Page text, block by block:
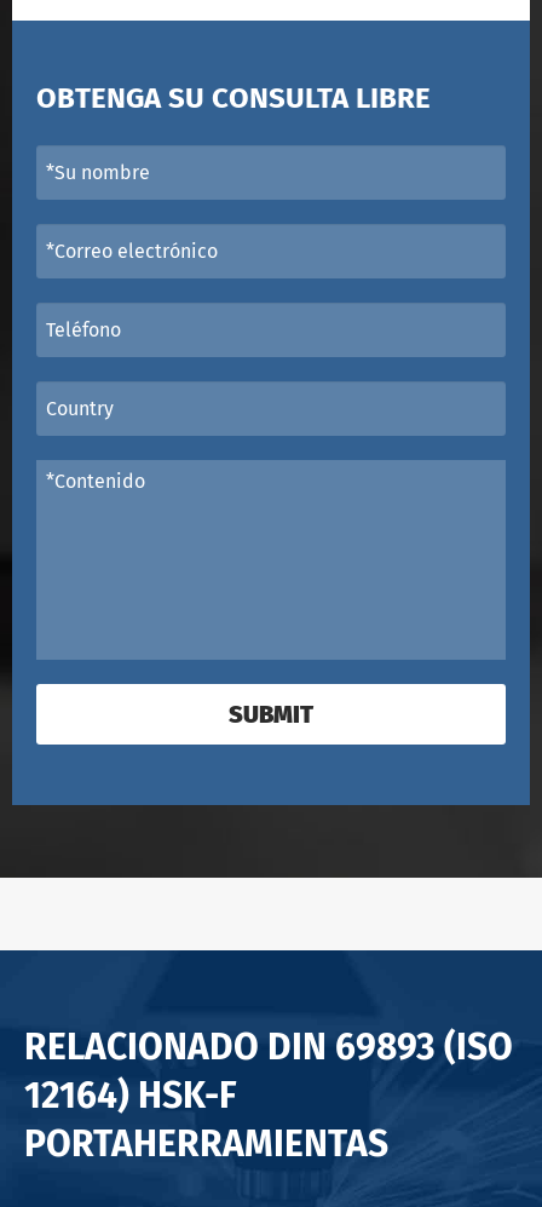
OBTENGA SU CONSULTA LIBRE
SUBMIT
RELACIONADO DIN 69893 (ISO
12164) HSK-F
PORTAHERRAMIENTAS